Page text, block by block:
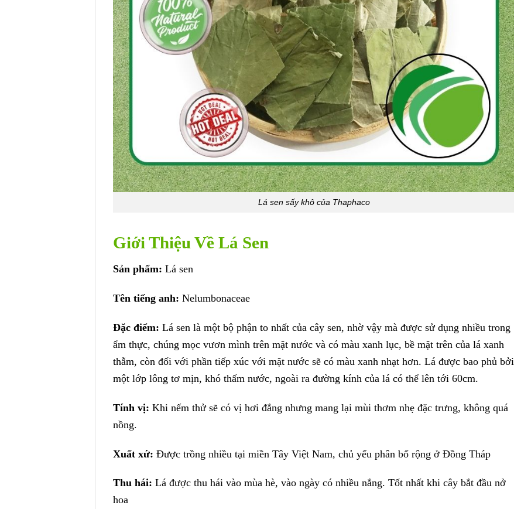
Lá sen sấy khô của Thaphaco
Giới Thiệu Về Lá Sen
Sản phẩm: Lá sen
Tên tiếng anh: Nelumbonaceae
Đặc điểm: Lá sen là một bộ phận to nhất của cây sen, nhờ vậy mà được sử dụng nhiều trong
ẩm thực, chúng mọc vươn mình trên mặt nước và có màu xanh lục, bề mặt trên của lá xanh
thẫm, còn đối với phần tiếp xúc với mặt nước sẽ có màu xanh nhạt hơn. Lá được bao phủ bởi
một lớp lông tơ mịn, khó thấm nước, ngoài ra đường kính của lá có thể lên tới 60cm.
Tính vị: Khi nếm thử sẽ có vị hơi đắng nhưng mang lại mùi thơm nhẹ đặc trưng, không quá
nồng.
Xuất xứ: Được trồng nhiều tại miền Tây Việt Nam, chủ yếu phân bố rộng ở Đồng Tháp
Thu hái: Lá được thu hái vào mùa hè, vào ngày có nhiều nắng. Tốt nhất khi cây bắt đầu nở
hoa